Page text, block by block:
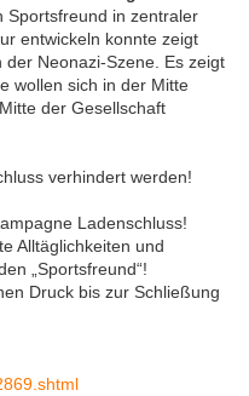
Sportsfreund in zentraler
entwickeln konnte zeigt
Neonazi-Szene. Es zeigt
wollen sich in der Mitte
der Gesellschaft
verhindert werden!
Ladenschluss!
Alltäglichkeiten und
„Sportsfreund“!
Druck bis zur Schließung